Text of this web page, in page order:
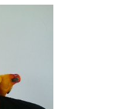
home/MyUser/